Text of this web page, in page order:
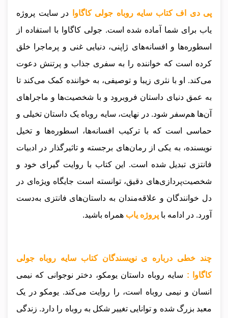
پی دی اف کتاب سایه روباه جولی کاگاوا در سایت پروژه
یاب برای شما آماده شده است. جولی کاگاوا با استفاده از
اسطوره‌ها و افسانه‌های ژاپنی، دنیایی غنی و پرماجرا خلق
کرده است که خواننده را به سفری جذاب و پرتنش دعوت
می‌کند. او با نثری زیبا و توصیفی، به خواننده کمک می‌کند تا
به عمق دنیای داستان فروبرود و با شخصیت‌ها و ماجراهای
آن‌ها هم‌سفر شود. در نهایت، سایه روباه یک داستان تخیلی و
حماسی است که با ترکیب افسانه‌ها، اسطوره‌ها و تخیل
نویسنده، به یکی از رمان‌های برجسته و تاثیرگذار در ادبیات
فانتزی تبدیل شده است. این کتاب با روایت گیرای خود و
شخصیت‌پردازی‌های دقیق، توانسته است جایگاه ویژه‌ای در
دل خوانندگان و علاقه‌مندان به داستان‌های فانتزی به‌دست
آورد. در ادامه با پروژه یاب همراه باشید.
چند خطی درباره ی نویسندگان کتاب سایه روباه جولی
کاگاوا : سایه روباه داستان یومکو، دختر نوجوانی که نیمی
انسان و نیمی روباه است، را روایت می‌کند. یومکو در یک
معبد بزرگ شده و توانایی تغییر شکل به روباه را دارد. زندگی